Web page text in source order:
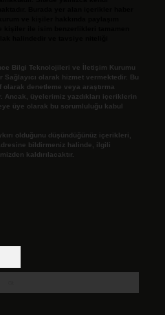
Bilgi Teknolojileri ve İletişim Kurumu
Sağlayıcı olarak hizmet vermektedir. Bu
denetleme veya araştırma
Ancak, üyelerimiz yazdıkları içeriklerin
üye olarak bu sorumluluğu kabul
olduğunu düşündüğünüz içerikleri,
bildirmeniz halinde, ilgili
kaldırılacaktır.